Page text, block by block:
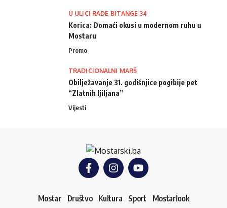
U ULICI RADE BITANGE 34
Korica: Domaći okusi u modernom ruhu u
Mostaru
Promo
TRADICIONALNI MARŠ
Obilježavanje 31. godišnjice pogibije pet
“Zlatnih ljiljana”
Vijesti
Mostar Društvo Kultura Sport Mostarlook